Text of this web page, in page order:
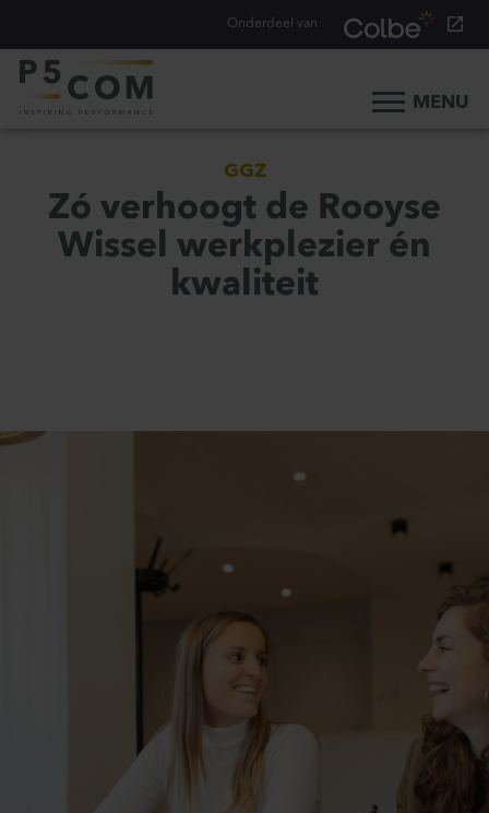
Onderdeel van
MENU
Onze mensen
Alle consultancy vacatures
GGZ
Zó verhoogt de Rooyse
Wissel werkplezier én
kwaliteit